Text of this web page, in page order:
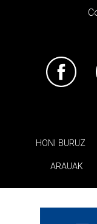
HONI BURUZ
ARAUAK